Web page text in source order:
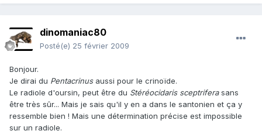
dinomaniac80
Posté(e) 25 février 2009
Bonjour.
Je dirai du Pentacrinusaussi pour le crinoïde.
Le radiole d'oursin, peut être du Stéréocidaris sceptriferasans
être très sûr... Mais je sais qu'il y en a dans le santonien et ça y
ressemble bien ! Mais une détermination précise est impossible
sur un radiole.